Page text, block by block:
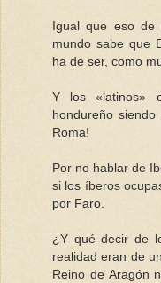
Igual que eso de
mundo sabe que
ha de ser, como
Y los «latinos»
hondureño
Roma!
Por no hablar de
si los íberos
por Faro.
¿Y qué decir de
realidad eran de
Reino de Aragón